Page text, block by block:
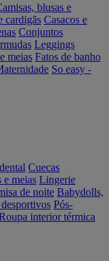
blusas e
cardigãs Casacos e
Conjuntos
Leggings
meias Fatos de banho
So easy -
Cuecas
e meias Lingerie
de noite Babydolls,
Pós-
interior térmica